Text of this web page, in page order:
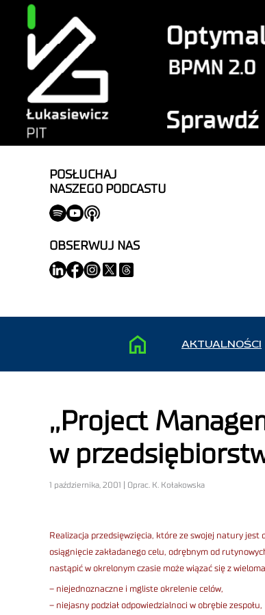
POSŁUCHAJ
NASZEGO PODCASTU
OBSERWUJ NAS
AKTUALNOŚCI
,,Project
w
1 października, 2001 | Oprac. K. Kołakowska
Realizacja przedsięwzięcia, które ze swojej natury
osiągnięcie zakładanego celu, odrębnym od
nastąpić w okrelonym czasie może wiązać się z
– niejednoznaczne i mgliste okrelenie celów,
– niejasny podział odpowiedzialnoci w obrębie zespołu,